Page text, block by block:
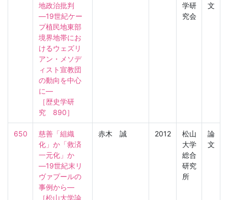
地政治批判
―19世紀ケー
プ植民地東部
境界地帯にお
けるウェズリ
アン・メソデ
ィスト宣教団
の動向を中心
に―
［歴史学研
究　890］
学研
究会
文
650
慈善「組織
化」か「救済
一元化」か
―19世紀末リ
ヴァプールの
事例から―
［松山大学論
赤木 誠 2012
松山
大学
総合
研究
所
論
文